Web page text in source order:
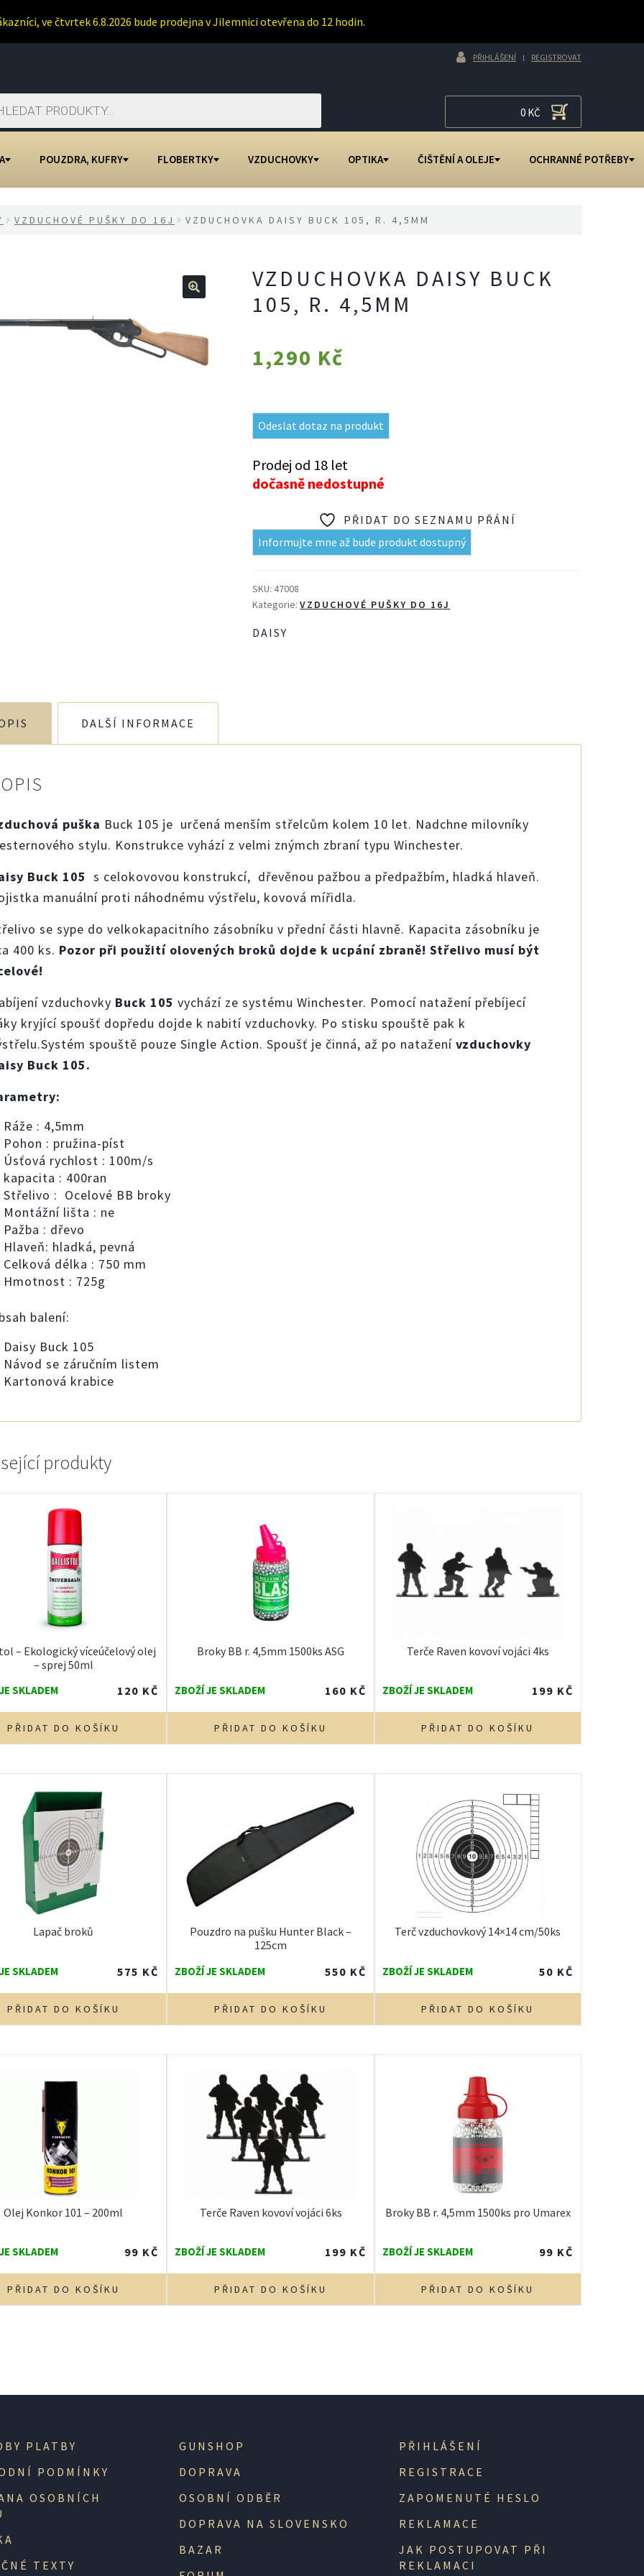
ve čtvrtek 6.8.2026 bude prodejna v Jilemnici otevřena do 12 hodin.
PŘIHLÁŠENÍ REGISTROVAT
0 KČ
POUZDRA, KUFRY FLOBERTKY VZDUCHOVKY OPTIKA ČIŠTĚNÍ A OLEJE OCHRANNÉ POTŘEBY
VZDUCHOVÉ PUŠKY DO 16J VZDUCHOVKA DAISY BUCK 105, R. 4,5MM
VZDUCHOVKA DAISY BUCK
105, R. 4,5MM
1,290 Kč
Odeslat dotaz na produkt
Prodej od 18 let
dočasně nedostupné
PŘIDAT DO SEZNAMU PŘÁNÍ
Informujte mne až bude produkt dostupný
SKU:47008
Kategorie:VZDUCHOVÉ PUŠKY DO 16J
DAISY
DALŠÍ INFORMACE
puška Buck 105 je určená menším střelcům kolem 10 let. Nadchne milovníky
stylu. Konstrukce vyhází z velmi znýmch zbraní typu Winchester.
Buck 105 s celokovovou konstrukcí, dřevěnou pažbou a předpažbím, hladká hlaveň.
manuální proti náhodnému výstřelu, kovová mířidla.
se sype do velkokapacitního zásobníku v přední části hlavně. Kapacita zásobníku je
400 ks. Pozor při použití olovených broků dojde k ucpání zbraně! Střelivo musí být
vzduchovky Buck 105 vychází ze systému Winchester. Pomocí natažení přebíjecí
kryjící spoušť dopředu dojde k nabití vzduchovky. Po stisku spouště pak k
spouště pouze Single Action. Spoušť je činná, až po nataženívzduchovky
Buck 105.
Ráže : 4,5mm
Pohon : pružina-píst
Úsťová rychlost : 100m/s
kapacita : 400ran
Střelivo : Ocelové BB broky
Montážní lišta : ne
Pažba : dřevo
Hlaveň: hladká, pevná
Celková délka : 750 mm
Hmotnost : 725g
balení:
Daisy Buck 105
Návod se záručním listem
Kartonová krabice
produkty
– Ekologický víceúčelový olej
– sprej 50ml
SKLADEM 120 KČ
PŘIDAT DO KOŠÍKU
Broky BB r. 4,5mm 1500ks ASG
ZBOŽÍ JE SKLADEM 160 KČ
PŘIDAT DO KOŠÍKU
Terče Raven kovoví vojáci 4ks
ZBOŽÍ JE SKLADEM 199 KČ
PŘIDAT DO KOŠÍKU
Lapač broků
SKLADEM 575 KČ
PŘIDAT DO KOŠÍKU
Pouzdro na pušku Hunter Black –
125cm
ZBOŽÍ JE SKLADEM 550 KČ
PŘIDAT DO KOŠÍKU
Terč vzduchovkový 14×14 cm/50ks
ZBOŽÍ JE SKLADEM 50 KČ
PŘIDAT DO KOŠÍKU
Olej Konkor 101 – 200ml
SKLADEM 99 KČ
PŘIDAT DO KOŠÍKU
Terče Raven kovoví vojáci 6ks
ZBOŽÍ JE SKLADEM 199 KČ
PŘIDAT DO KOŠÍKU
Broky BB r. 4,5mm 1500ks pro Umarex
ZBOŽÍ JE SKLADEM 99 KČ
PŘIDAT DO KOŠÍKU
PLATBY
PODMÍNKY
OSOBNÍCH
TEXTY
GUNSHOP
DOPRAVA
OSOBNÍ ODBĚR
DOPRAVA NA SLOVENSKO
BAZAR
PŘIHLÁŠENÍ
REGISTRACE
ZAPOMENUTÉ HESLO
REKLAMACE
JAK POSTUPOVAT PŘI
REKLAMACI